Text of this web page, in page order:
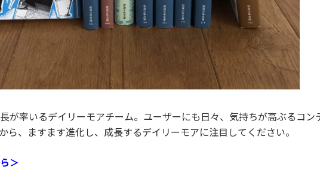
が率いるデイリーモアチーム。ユーザーにも日々、気持ちが高ぶるコン
ら、ますます進化し、成長するデイリーモアに注目してください。
＞